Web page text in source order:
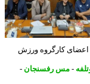
کارگروه ورزش
-مس رفسنجان-